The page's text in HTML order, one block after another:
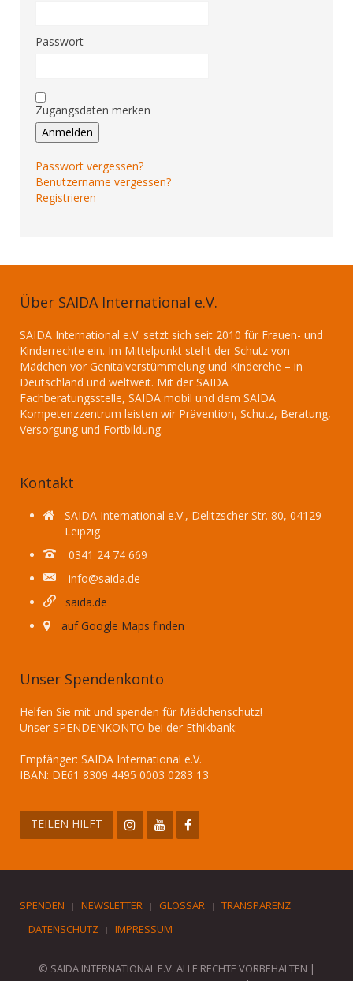
Passwort
Zugangsdaten merken
Anmelden
Passwort vergessen?
Benutzername vergessen?
Registrieren
Über SAIDA International e.V.
SAIDA International e.V. setzt sich seit 2010 für Frauen- und
Kinderrechte ein. Im Mittelpunkt steht der Schutz von
Mädchen vor Genitalverstümmelung und Kinderehe – in
Deutschland und weltweit. Mit der SAIDA
Fachberatungsstelle, SAIDA mobil und dem SAIDA
Kompetenzzentrum leisten wir Prävention, Schutz, Beratung,
Versorgung und Fortbildung.
Kontakt
SAIDA International e.V., Delitzscher Str. 80, 04129
Leipzig
0341 24 74 669
info@saida.de
saida.de
auf Google Maps finden
Unser Spendenkonto
Helfen Sie mit und spenden für Mädchenschutz!
Unser SPENDENKONTO bei der Ethikbank:
Empfänger: SAIDA International e.V.
IBAN: DE61 8309 4495 0003 0283 13
TEILEN HILFT
SPENDEN NEWSLETTER GLOSSAR
TRANSPARENZ
DATENSCHUTZ
IMPRESSUM
© SAIDA INTERNATIONAL E.V. ALLE RECHTE VORBEHALTEN |